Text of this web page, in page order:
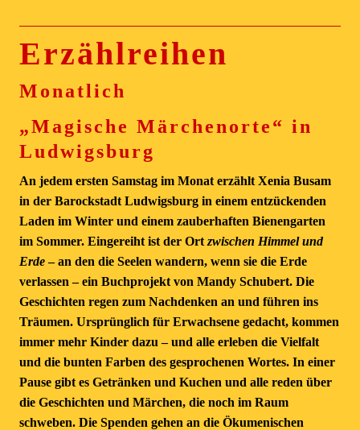
Erzählreihen
Monatlich
„Magische Märchenorte“ in
Ludwigsburg
An jedem ersten Samstag im Monat erzählt Xenia Busam
in der Barockstadt Ludwigsburg in einem entzückenden
Laden im Winter und einem zauberhaften Bienengarten
im Sommer. Eingereiht ist der Ort zwischen Himmel und
Erde– an den die Seelen wandern, wenn sie die Erde
verlassen – ein Buchprojekt von Mandy Schubert. Die
Geschichten regen zum Nachdenken an und führen ins
Träumen. Ursprünglich für Erwachsene gedacht, kommen
immer mehr Kinder dazu – und alle erleben die Vielfalt
und die bunten Farben des gesprochenen Wortes. In einer
Pause gibt es Getränken und Kuchen und alle reden über
die Geschichten und Märchen, die noch im Raum
schweben. Die Spenden gehen an die Ökumenischen